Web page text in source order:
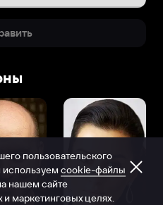
пользовательского
cookie-файлы
нашем сайте
и маркетинговых целях.